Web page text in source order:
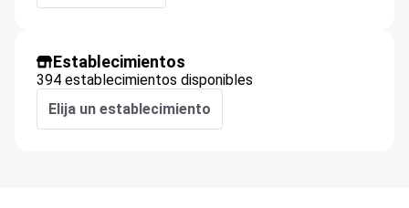
Establecimientos
394 establecimientos disponibles
Elija un establecimiento